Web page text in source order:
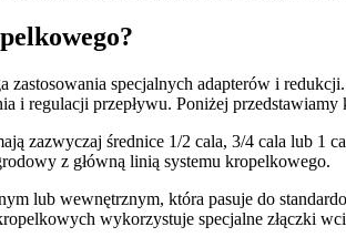
specjalnych adapterów i
i regulacji przepływu. Poniżej
zazwyczaj średnice 1/2 cala, 3/4 cala lub 1
z główną linią systemu kropelkowego.
lub wewnętrznym, która pasuje do
wykorzystuje specjalne złączki